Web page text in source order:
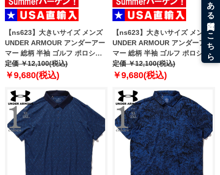
【ns623】大きいサイズ メンズ
UNDER ARMOUR アンダーアー
マー 総柄 半袖 ゴルフ ポロシャ
ツ USA直輸入 um0988-190
定価 ￥12,100(税込)
￥9,680(税込)
【ns623】大きいサイズ メンズ
UNDER ARMOUR アンダーアー
マー 総柄 半袖 ゴルフ ポロシャ
ツ USA直輸入 um0993-1139
定価 ￥12,100(税込)
￥9,680(税込)